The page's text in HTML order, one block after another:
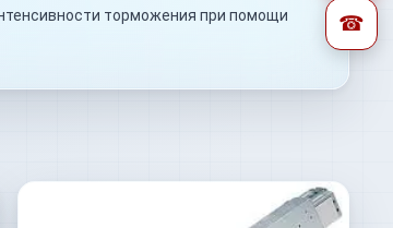
торможения при помощи
☎